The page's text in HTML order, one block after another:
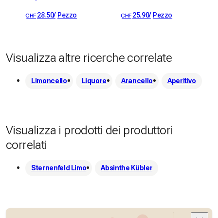
ricevuto i nostri due alambicchi e abbiamo deciso di
CHF 28.50/ Pezzo CHF 25.90/ Pezzo
Visualizza altre ricerche correlate
Limoncello Liquore Arancello Aperitivo
Visualizza i prodotti dei produttori
correlati
Sternenfeld Limo Absinthe Kübler